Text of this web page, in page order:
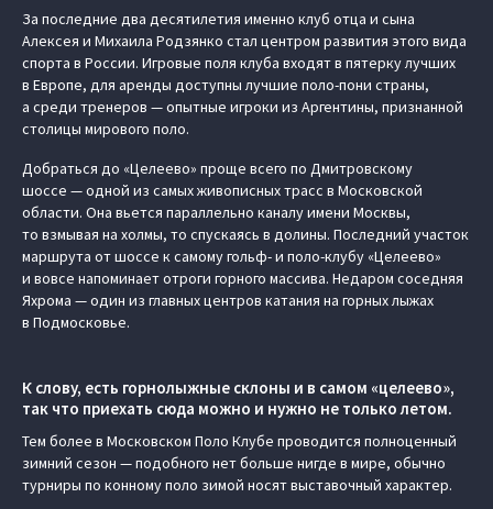
За последние два десятилетия именно клуб отца и сына
Алексея и Михаила Родзянко стал центром развития этого вида
спорта в России. Игровые поля клуба входят в пятерку лучших
в Европе, для аренды доступны лучшие поло-пони страны,
а среди тренеров — опытные игроки из Аргентины, признанной
столицы мирового поло.
Добраться до «Целеево» проще всего по Дмитровскому
шоссе — одной из самых живописных трасс в Московской
области. Она вьется параллельно каналу имени Москвы,
то взмывая на холмы, то спускаясь в долины. Последний участок
маршрута от шоссе к самому гольф- и поло-клубу «Целеево»
и вовсе напоминает отроги горного массива. Недаром соседняя
Яхрома — один из главных центров катания на горных лыжах
в Подмосковье.
К слову, есть горнолыжные склоны и в самом «целеево»,
так что приехать сюда можно и нужно не только летом.
Тем более в Московском Поло Клубе проводится полноценный
зимний сезон — подобного нет больше нигде в мире, обычно
турниры по конному поло зимой носят выставочный характер.